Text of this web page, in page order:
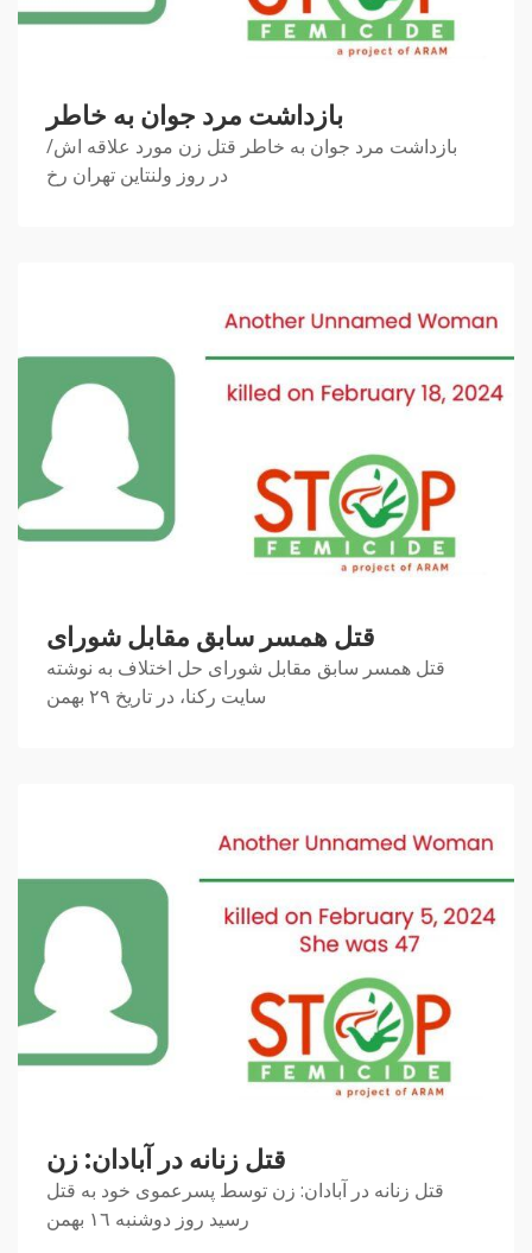
بازداشت مرد جوان به خاطر
بازداشت مرد جوان به خاطر قتل زن مورد علاقه اش/
در روز ولنتاین تهران رخ
قتل همسر سابق مقابل شورای
قتل همسر سابق مقابل شورای حل اختلاف به نوشته
سایت رکنا، در تاریخ ۲۹ بهمن
قتل زنانه در آبادان: زن
قتل زنانه در آبادان: زن توسط پسرعموی خود به قتل
رسید روز دوشنبه ١٦ بهمن